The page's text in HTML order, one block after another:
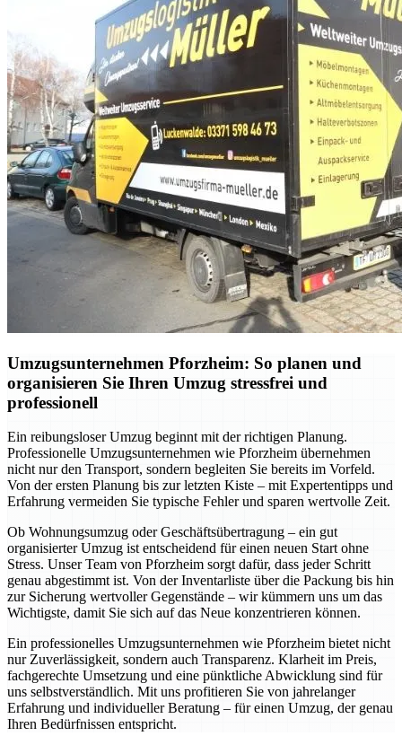
Umzugsunternehmen Pforzheim: So planen und
organisieren Sie Ihren Umzug stressfrei und
professionell
Ein reibungsloser Umzug beginnt mit der richtigen Planung.
Professionelle Umzugsunternehmen wie Pforzheim übernehmen
nicht nur den Transport, sondern begleiten Sie bereits im Vorfeld.
Von der ersten Planung bis zur letzten Kiste – mit Expertentipps und
Erfahrung vermeiden Sie typische Fehler und sparen wertvolle Zeit.
Ob Wohnungsumzug oder Geschäftsübertragung – ein gut
organisierter Umzug ist entscheidend für einen neuen Start ohne
Stress. Unser Team von Pforzheim sorgt dafür, dass jeder Schritt
genau abgestimmt ist. Von der Inventarliste über die Packung bis hin
zur Sicherung wertvoller Gegenstände – wir kümmern uns um das
Wichtigste, damit Sie sich auf das Neue konzentrieren können.
Ein professionelles Umzugsunternehmen wie Pforzheim bietet nicht
nur Zuverlässigkeit, sondern auch Transparenz. Klarheit im Preis,
fachgerechte Umsetzung und eine pünktliche Abwicklung sind für
uns selbstverständlich. Mit uns profitieren Sie von jahrelanger
Erfahrung und individueller Beratung – für einen Umzug, der genau
Ihren Bedürfnissen entspricht.